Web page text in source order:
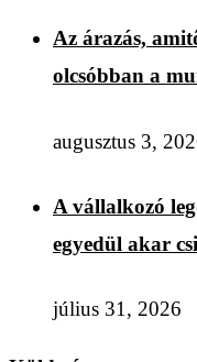
Az árazás,
olcsóbban a
augusztus 3,
A vállalkozó
egyedül akar
július 31, 2026